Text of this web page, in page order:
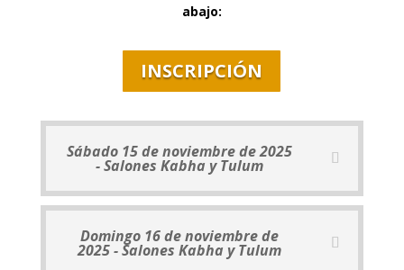
abajo:
INSCRIPCIÓN
Sábado 15 de noviembre de 2025
- Salones Kabha y Tulum
Domingo 16 de noviembre de
2025 - Salones Kabha y Tulum